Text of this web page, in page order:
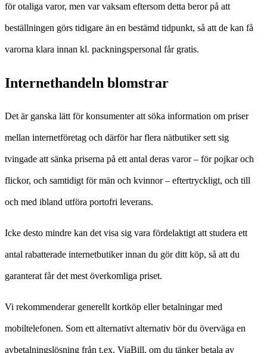
för otaliga varor, men var vaksam eftersom detta beror på att
beställningen görs tidigare än en bestämd tidpunkt, så att de kan få
varorna klara innan kl. packningspersonal får gratis.
Internethandeln blomstrar
Det är ganska lätt för konsumenter att söka information om priser
mellan internetföretag och därför har flera nätbutiker sett sig
tvingade att sänka priserna på ett antal deras varor – för pojkar och
flickor, och samtidigt för män och kvinnor – eftertryckligt, och till
och med ibland utföra portofri leverans.
Icke desto mindre kan det visa sig vara fördelaktigt att studera ett
antal rabatterade internetbutiker innan du gör ditt köp, så att du
garanterat får det mest överkomliga priset.
Vi rekommenderar generellt kortköp eller betalningar med
mobiltelefonen. Som ett alternativt alternativ bör du överväga en
avbetalningslösning från t.ex. ViaBill, om du tänker betala av